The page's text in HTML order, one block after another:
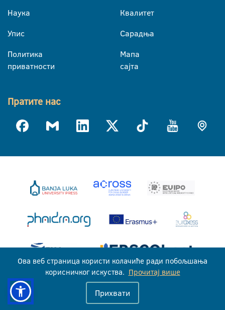
Наука
Упис
Политика
приватности
Квалитет
Сарадња
Мапа
сајта
Пратите нас
Сва права задржана
Ова веб страница користи колачиће ради побољшања
корисничког искуства. Прочитај више
Прихвати